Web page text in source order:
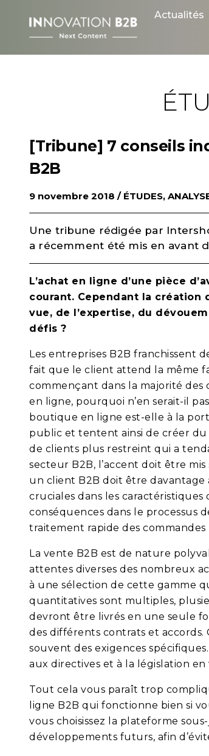
Actualités
[Tribune] 7 conseils
B2B
9 novembre 2018 / ÉTUDES,
Une tribune rédigée par
a récemment été mis en avant
L’achat en ligne d’une pièce
courant. Cependant la création
vue, de l’expertise, du
défis ?
Les entreprises B2B franchissent
fait que le client attend la même
commençant dans la majorité des
en ligne, pourquoi n’en serait-il
boutique en ligne est-elle à la
public et tentent ainsi de créer
de clients plus restreint qui a
secteur B2B, l’accent doit être
un client B2B doit être davantage
cruciales dans les
conséquences dans le processus
traitement rapide des commandes
La vente B2B est de nature
attentes diverses des nombreux
à une sélection de cette gamme
quantitatives sont multiples,
devront être livrés en une seule
des différents contrats et
souvent des exigences
aux directives et à la législation
Tout cela vous paraît trop
ligne B2B qui fonctionne bien si
vous choisissez la plateforme
développements futurs, afin